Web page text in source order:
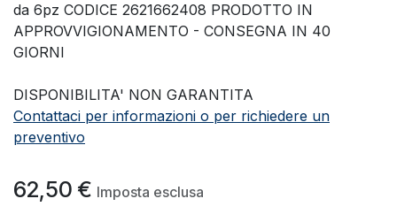
da 6pz CODICE 2621662408 PRODOTTO IN
APPROVVIGIONAMENTO - CONSEGNA IN 40
GIORNI
DISPONIBILITA' NON GARANTITA
Contattaci per informazioni o per richiedere un
preventivo
62,50 € Imposta esclusa